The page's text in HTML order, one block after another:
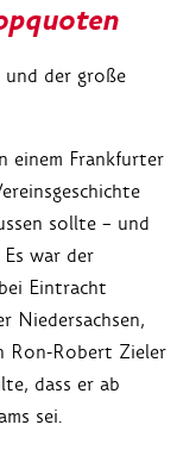
der große
einem Frankfurter
sollte – und
war der
Eintracht
Niedersachsen,
Ron-Robert Zieler
dass er ab
sei.